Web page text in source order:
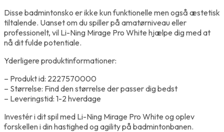
Disse badmintonsko er ikke kun funktionelle men også æstetisk
tiltalende. Uanset om du spiller på amatørniveau eller
professionelt, vil Li-Ning Mirage Pro White hjælpe dig med at
nå dit fulde potentiale.
Yderligere produktinformationer:
– Produkt id: 2227570000
– Størrelse: Find den størrelse der passer dig bedst
– Leveringstid: 1-2 hverdage
Investér i dit spil med Li-Ning Mirage Pro White og oplev
forskellen i din hastighed og agility på badmintonbanen.